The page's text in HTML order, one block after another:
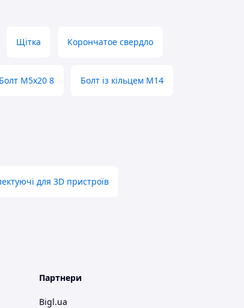
Щітка Корончатое свердло
Болт М5х20 8 Болт із кільцем М14
для 3D пристроїв
Партнери
Bigl.ua